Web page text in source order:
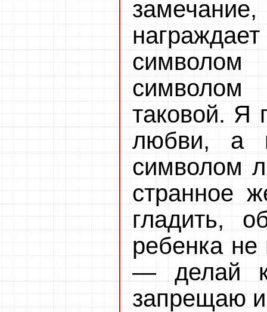
таковой. Я
любви, а
символом
странное
гладить,
ребенка
— делай
запрещаю